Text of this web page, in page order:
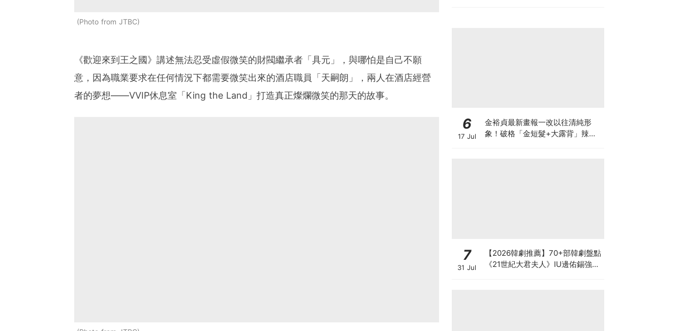
Photo from JTBC
《歡迎來到王之國》講述無法忍受虛假微笑的財閥繼承者「具元」，與哪怕是自己不願
意，因為職業要求在任何情況下都需要微笑出來的酒店職員「天嗣朗」，兩人在酒店經營
者的夢想——VVIP休息室「King the Land」打造真正燦爛微笑的那天的故事。
6
17 Jul
金裕貞最新畫報一改以往清純形
象！破格「金短髮+大露背」辣翻
7
31 Jul
【2026韓劇推薦】70+部韓劇盤點
《21世紀大君夫人》IU邊佑錫強強